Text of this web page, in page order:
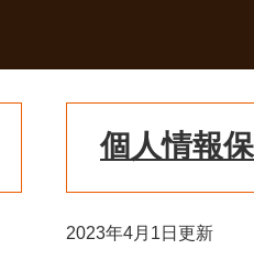
個人情報
2023年4月1日更新